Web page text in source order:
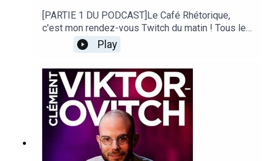
[PARTIE 1 DU PODCAST]Le Café Rhétorique,
c'est mon rendez-vous Twitch du matin ! Tous les
lundi, mercredi et vendredi à 09h00 sur
twitch.tv/clemovitch !Bienvenue dans la
rediffusion du stream du
13/07/2026____Rejoins moi :📡 Stream :
twitch.tv/clemovitch🦋 Bluesky:
https://bsky.app/profile/clemovitch.com📷
Instagram : instagram.com/clemovitch/🧵
Threads : threads.net/@clemovitch📱 TikTok :
tiktok.com/@clemovitch💬 Discord :
discord.gg/clemovitch-922206054308266014
Play